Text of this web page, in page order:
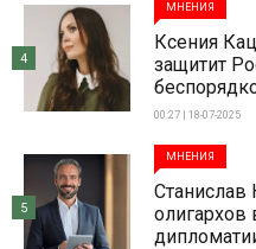
МНЕНИЯ
Ксения
защитит
00:27 | 18-07-2025
4
МНЕНИЯ
5